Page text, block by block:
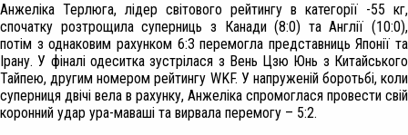
Анжеліка Терлюга, лідер світового рейтингу в категорії -55 кг,
спочатку розтрощила суперниць з Канади (8:0) та Англії (10:0),
потім з однаковим рахунком 6:3 перемогла представниць Японії та
Ірану. У фіналі одеситка зустрілася з Вень Цзю Юнь з Китайського
Тайпею, другим номером рейтингу WKF. У напруженій боротьбі, коли
суперниця двічі вела в рахунку, Анжеліка спромоглася провести свій
коронний удар ура-маваші та вирвала перемогу – 5:2.